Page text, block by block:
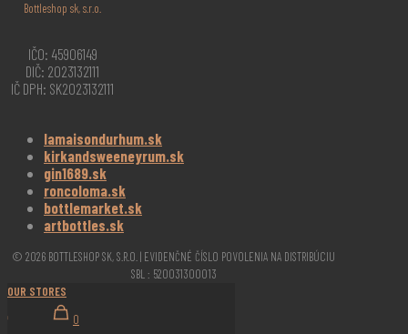
Bottleshop sk, s.r.o.
IČO: 45906149
DIČ: 2023132111
IČ DPH: SK2023132111
lamaisondurhum.sk
kirkandsweeneyrum.sk
gin1689.sk
roncoloma.sk
bottlemarket.sk
artbottles.sk
© 2026 BOTTLESHOP SK, S.R.O. | EVIDENČNÉ ČÍSLO POVOLENIA NA DISTRIBÚCIU
SBL : 520031300013
OUR STORES
0